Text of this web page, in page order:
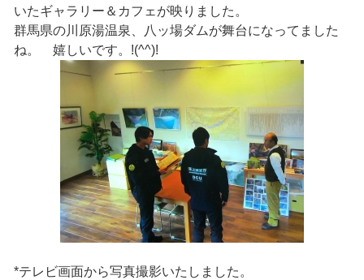
いたギャラリー＆カフェが映りました。
群馬県の川原湯温泉、八ッ場ダムが舞台になってました
ね。 嬉しいです。!(^^)!
*テレビ画面から写真撮影いたしました。